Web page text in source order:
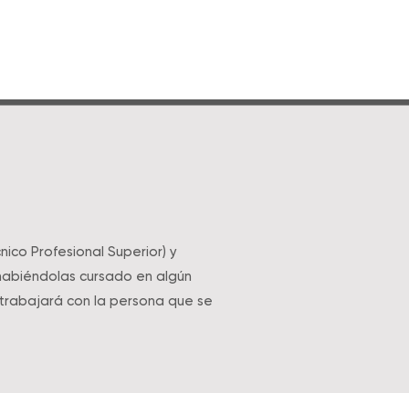
Profesional Superior) y
cursado en algún
con la persona que se